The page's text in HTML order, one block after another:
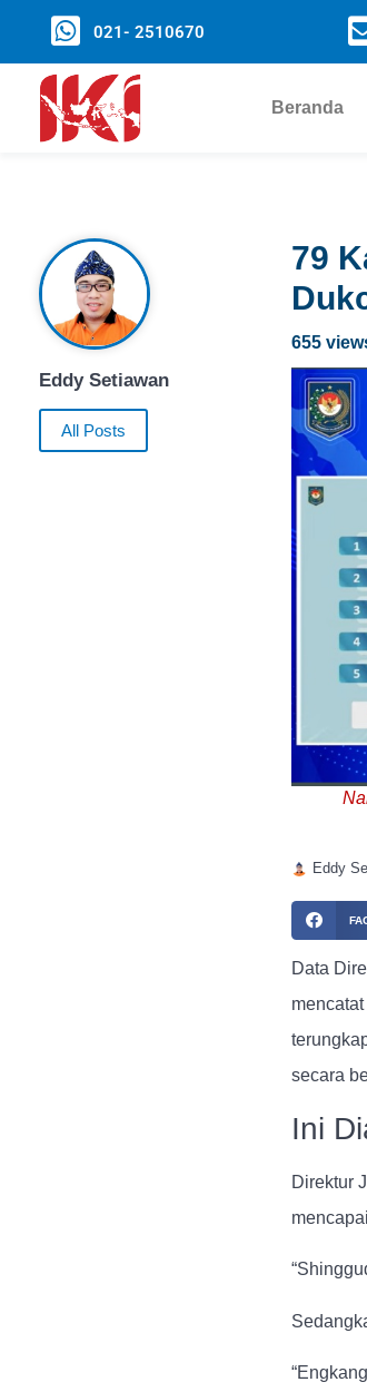
021- 2510670
Beranda
Eddy Setiawan
All Posts
79
655
Eddy
Data
secara
Ini
Direktur